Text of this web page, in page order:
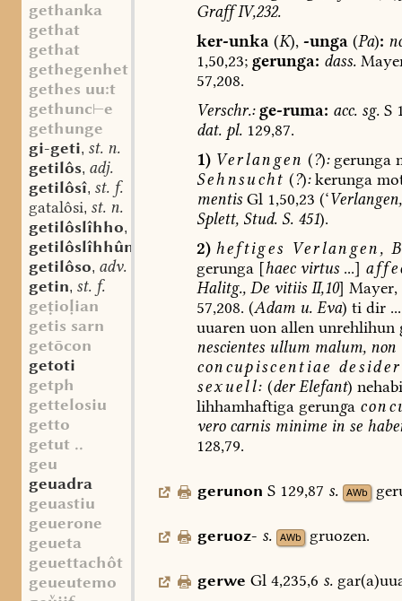
gethanka
gethat
gethat
gethegenhet
gethes uu:t
gethunc⊢e
gethunge
gi-geti, st. n.
getilôs, adj.
getilôsî, st. f.
gatalôsi, st. n.
getilôslîhho,
getilôslîhhûn
getilôso, adv.
getin, st. f.
geioian
getis sarn
getōcon
getoti
getph
gettelosiu
getto
getut ..
geu
geuadra
geuastiu
geuerone
geueta
geuettachôt
geueutemo
GraffIV,232.
ker-unka(K), -unga(Pa):
1,50,23; gerunga: dass.
57,208.
Verschr.: ge-ruma: acc.sg.S
dat.pl. 129,87.
1) Verlangen (?):gerunga
Sehnsucht (?):kerunga
mentisGl1,50,23 (‘Verlangen,
Splett,Stud.S.451).
2) heftiges Verlangen,
gerunga [haecvirtus...]
Halitg.,Devitiis II,10] Mayer,
57,208. (Adamu.Eva) tidir...
uuarenuonallenunrehlihun
nescientesullummalum,non
concupiscentiae
sexuell: (derElefant)
lihhamhaftigagerunga
verocarnisminimeinse
128,79.
gerunon S 129,87 s. AWb
geruoz- s. AWb gruozen.
gerwe Gl 4,235,6 s.